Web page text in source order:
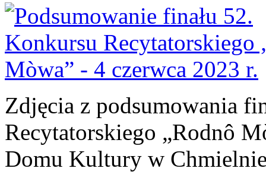
Zdjęcia z podsumowania
Recytatorskiego „Rodnô
Domu Kultury w